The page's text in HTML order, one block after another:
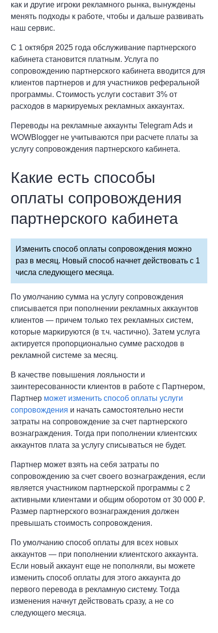
как и другие игроки рекламного рынка, вынуждены
менять подходы к работе, чтобы и дальше развивать
наш сервис.
С 1 октября 2025 года обслуживание партнерского
кабинета становится платным. Услуга по
сопровождению партнерского кабинета вводится для
клиентов партнеров и для участников реферальной
программы. Стоимость услуги составит 3% от
расходов в маркируемых рекламных аккаунтах.
Переводы на рекламные аккаунты Telegram Ads и
WOWBlogger не учитываются при расчете платы за
услугу сопровождения партнерского кабинета.
Какие есть способы
оплаты сопровождения
партнерского кабинета
Изменить способ оплаты сопровождения можно
раз в месяц. Новый способ начнет действовать с 1
числа следующего месяца.
По умолчанию сумма на услугу сопровождения
списывается при пополнении рекламных аккаунтов
клиентов — причем только тех рекламных систем,
которые маркируются (в т.ч. частично). Затем услуга
актируется пропорционально сумме расходов в
рекламной системе за месяц.
В качестве повышения лояльности и
заинтересованности клиентов в работе с Партнером,
Партнер может изменить способ оплаты услуги
сопровождения и начать самостоятельно нести
затраты на сопровождение за счет партнерского
вознаграждения. Тогда при пополнении клиентских
аккаунтов плата за услугу списываться не будет.
Партнер может взять на себя затраты по
сопровождению за счет своего вознаграждения, если
является участником партнерской программы с 2
активными клиентами и общим оборотом от 30 000 ₽.
Размер партнерского вознаграждения должен
превышать стоимость сопровождения.
По умолчанию способ оплаты для всех новых
аккаунтов — при пополнении клиентского аккаунта.
Если новый аккаунт еще не пополняли, вы можете
изменить способ оплаты для этого аккаунта до
первого перевода в рекламную систему. Тогда
изменения начнут действовать сразу, а не со
следующего месяца.